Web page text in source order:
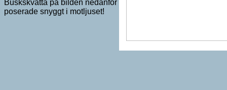
Buskskvätta på bilden nedanför
poserade snyggt i motljuset!